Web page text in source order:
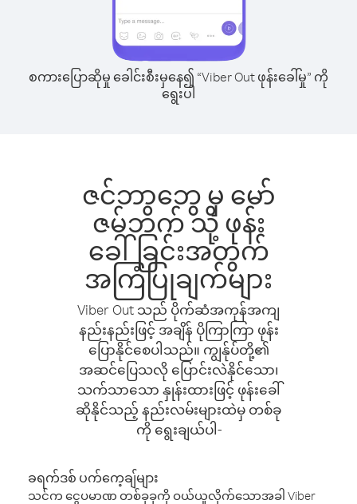
စကားပြောဆိုမှု ခေါင်းစီးမှနေ၍ “Viber Out ဖုန်းခေါ်မှု” ကို
ရွေးပါ
ဇင်ဘာဘွေ မှ မော်
ဇမ်ဘိက် သို့ ဖုန်း
ခေါ်ခြင်းအတွက်
အကြံပြုချက်များ
Viber Out သည် ပိုက်ဆံအကုန်အကျ
နည်းနည်းဖြင့် အချိန် ပိုကြာကြာ ဖုန်း
ပြောနိုင်စေပါသည်။ ကျွန်ုပ်တို့၏
အဆင်ပြေသလို ပြောင်းလဲနိုင်သော၊
သက်သာသော နှုန်းထားဖြင့် ဖုန်းခေါ်
ဆိုနိုင်သည့် နည်းလမ်းများထဲမှ တစ်ခု
ကို ရွေးချယ်ပါ-
ခရက်ဒစ် ပက်ကေ့ချ်များ
သင်က ငွေပမာဏ တစ်ခုခုကို ဝယ်ယူလိုက်သောအခါ Viber